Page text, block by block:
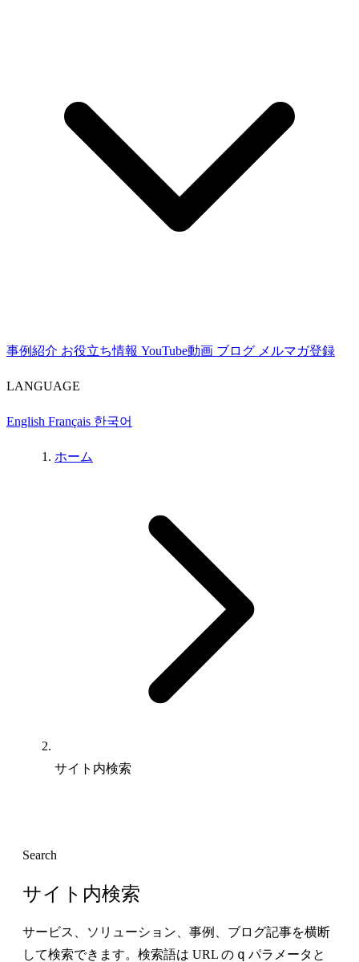
事例紹介 お役立ち情報 YouTube動画 ブログ メルマガ登録
LANGUAGE
English Français 한국어
ホーム
サイト内検索
Search
サイト内検索
サービス、ソリューション、事例、ブログ記事を横断
して検索できます。検索語は URL の q パラメータと